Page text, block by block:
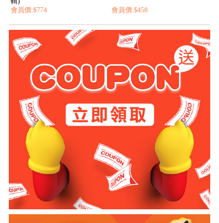
會員價:$774
會員價:$458